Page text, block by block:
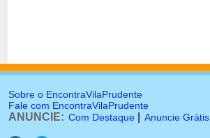
Sobre o EncontraVilaPrudente
Fale com EncontraVilaPrudente
ANUNCIE: Com Destaque Anuncie Grátis